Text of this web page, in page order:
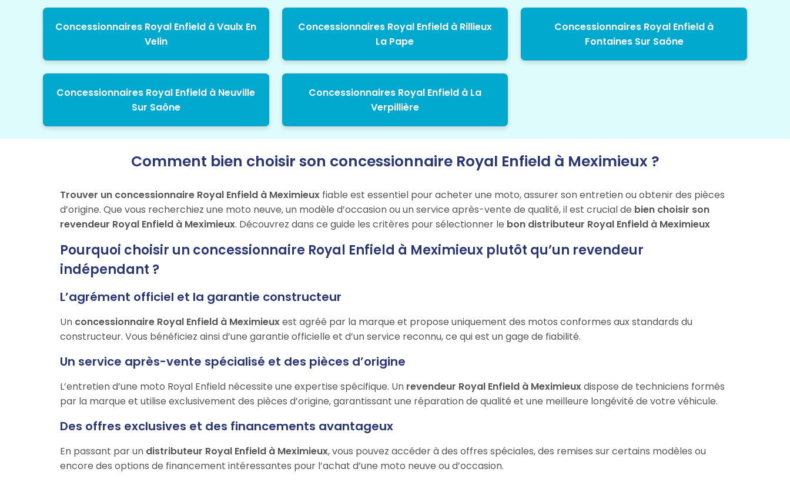
Concessionnaires Royal Enfield à Vaulx En
Velin
Concessionnaires Royal Enfield à Rillieux
La Pape
Concessionnaires Royal Enfield à
Fontaines Sur Saône
Concessionnaires Royal Enfield à Neuville
Sur Saône
Concessionnaires Royal Enfield à La
Verpillière
Comment bien choisir son concessionnaire Royal Enfield à Meximieux ?
Trouver un concessionnaire Royal Enfield à Meximieux fiable est essentiel pour acheter une moto, assurer son entretien ou obtenir des pièces
d’origine. Que vous recherchiez une moto neuve, un modèle d’occasion ou un service après-vente de qualité, il est crucial de bien choisir son
revendeur Royal Enfield à Meximieux. Découvrez dans ce guide les critères pour sélectionner le bon distributeur Royal Enfield à Meximieux
Pourquoi choisir un concessionnaire Royal Enfield à Meximieux plutôt qu’un revendeur
indépendant ?
L’agrément officiel et la garantie constructeur
Un concessionnaire Royal Enfield à Meximieuxest agréé par la marque et propose uniquement des motos conformes aux standards du
constructeur. Vous bénéficiez ainsi d’une garantie officielle et d’un service reconnu, ce qui est un gage de fiabilité.
Un service après-vente spécialisé et des pièces d’origine
L’entretien d’une moto Royal Enfield nécessite une expertise spécifique. Un revendeur Royal Enfield à Meximieuxdispose de techniciens formés
par la marque et utilise exclusivement des pièces d’origine, garantissant une réparation de qualité et une meilleure longévité de votre véhicule.
Des offres exclusives et des financements avantageux
En passant par un distributeur Royal Enfield à Meximieux, vous pouvez accéder à des offres spéciales, des remises sur certains modèles ou
encore des options de financement intéressantes pour l’achat d’une moto neuve ou d’occasion.